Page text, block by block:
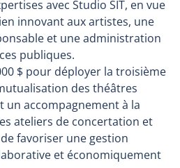
avec Studio SIT, en vue
innovant aux artistes, une
et une administration
publiques.
$ pour déployer la troisième
des théâtres
un accompagnement à la
ateliers de concertation et
favoriser une gestion
et économiquement